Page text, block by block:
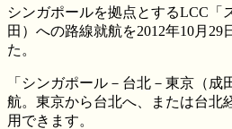
シンガポールを拠点とするLCC「
田）への路線就航を2012年10月29
た。
「シンガポール－台北－東京（成
航。東京から台北へ、または台北
用できます。